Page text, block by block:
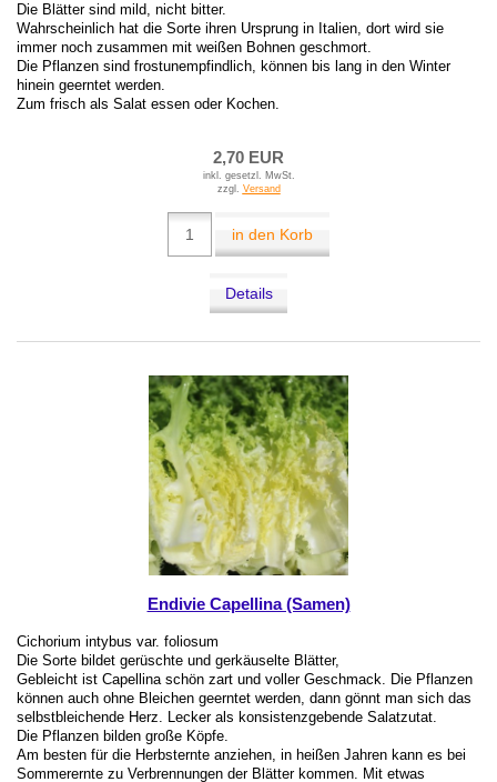
Die Blätter sind mild, nicht bitter.
Wahrscheinlich hat die Sorte ihren Ursprung in Italien, dort wird sie
immer noch zusammen mit weißen Bohnen geschmort.
Die Pflanzen sind frostunempfindlich, können bis lang in den Winter
hinein geerntet werden.
Zum frisch als Salat essen oder Kochen.
2,70 EUR
inkl. gesetzl. MwSt.
zzgl. Versand
in den Korb
Details
Endivie Capellina (Samen)
Cichorium intybus var. foliosum
Die Sorte bildet gerüschte und gerkäuselte Blätter,
Gebleicht ist Capellina schön zart und voller Geschmack. Die Pflanzen
können auch ohne Bleichen geerntet werden, dann gönnt man sich das
selbstbleichende Herz. Lecker als konsistenzgebende Salatzutat.
Die Pflanzen bilden große Köpfe.
Am besten für die Herbsternte anziehen, in heißen Jahren kann es bei
Sommerernte zu Verbrennungen der Blätter kommen. Mit etwas